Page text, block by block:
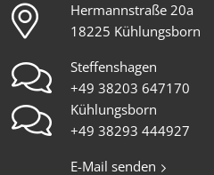
Hermannstraße 20a
18225 Kühlungsborn
Steffenshagen
+49 38203 647170
Kühlungsborn
+49 38293 444927
E-Mail senden